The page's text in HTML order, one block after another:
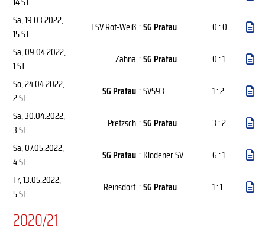
Sa, 19.03.2022,
15.ST
FSV Rot-Weiß :SG Pratau
0 : 0
Sa, 09.04.2022,
1.ST
Zahna :SG Pratau
0 : 1
So, 24.04.2022,
2.ST
SG Pratau :SVS93
1 : 2
Sa, 30.04.2022,
3.ST
Pretzsch :SG Pratau
3 : 2
Sa, 07.05.2022,
4.ST
SG Pratau : Klödener SV
6 : 1
Fr, 13.05.2022,
5.ST
Reinsdorf :SG Pratau 1 : 1
2020/21